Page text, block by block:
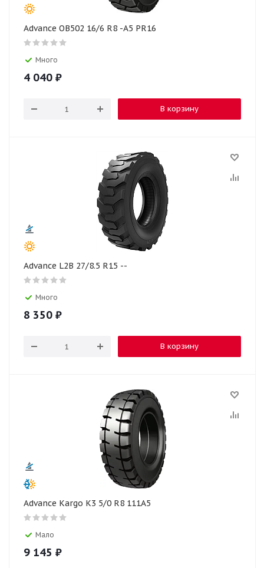
Advance OB502 16/6 R8 -A5 PR16
Много
4 040 ₽
В корзину
Advance L2B 27/8.5 R15 --
Много
8 350 ₽
В корзину
Advance Kargo K3 5/0 R8 111A5
Мало
9 145 ₽